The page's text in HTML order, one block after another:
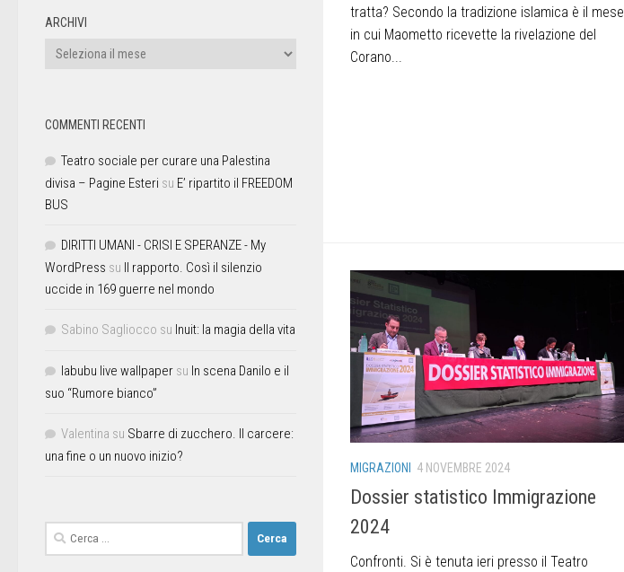
tratta? Secondo la tradizione islamica è il mese
in cui Maometto ricevette la rivelazione del
Corano...
MIGRAZIONI 4 NOVEMBRE 2024
Dossier statistico Immigrazione
2024
Confronti. Si è tenuta ieri presso il Teatro
ARCHIVI
COMMENTI RECENTI
Teatro sociale per curare una Palestina
divisa – Pagine Esteri su E’ ripartito il FREEDOM
BUS
DIRITTI UMANI - CRISI E SPERANZE - My
WordPress su Il rapporto. Così il silenzio
uccide in 169 guerre nel mondo
Sabino Sagliocco su Inuit: la magia della vita
labubu live wallpaper su In scena Danilo e il
suo “Rumore bianco”
Valentina su Sbarre di zucchero. Il carcere:
una fine o un nuovo inizio?